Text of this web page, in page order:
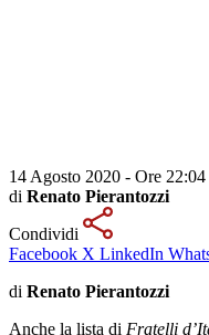
14 Agosto 2020 - Ore 22:04
di Renato Pierantozzi
Condividi
Facebook X LinkedIn
di Renato Pierantozzi
Anche la lista di Fratelli